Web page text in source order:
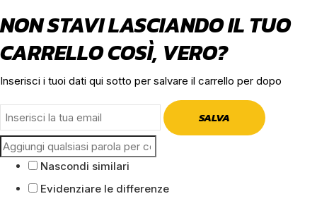
NON STAVI LASCIANDO IL TUO
CARRELLO COSÌ, VERO?
Inserisci i tuoi dati qui sotto per salvare il carrello per dopo
SALVA
Nascondi similari
Evidenziare le differenze